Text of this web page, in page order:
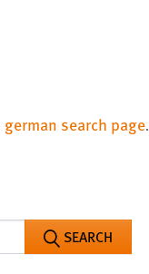
german search page.
SEARCH